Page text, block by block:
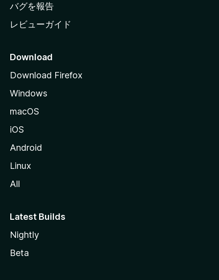
バグを報告
レビューガイド
Download
Download Firefox
Windows
macOS
iOS
Android
Linux
All
Latest Builds
Nightly
Beta